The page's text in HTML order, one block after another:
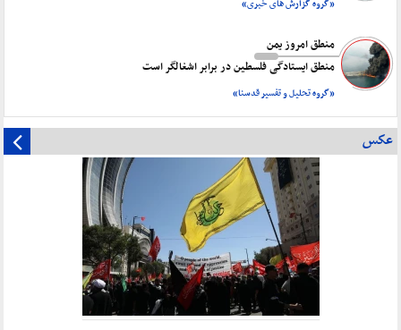
«گروه گزارش های خبری»
منطق امروز یمن
منطق ایستادگی فلسطین در برابر اشغالگر است
«گروه تحلیل و تفسیر قدسنا»
عکس